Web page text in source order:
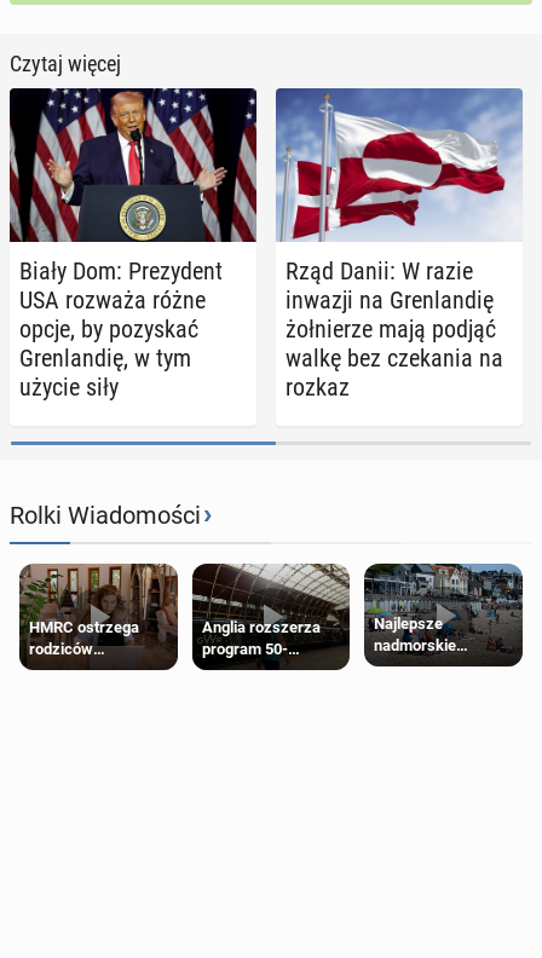
Czytaj więcej
Biały Dom: Pre­zy­dent
USA rozważa różne
opcje, by po­zy­skać
Gren­lan­dię, w tym
użycie siły
Rząd Danii: W razie
inwazji na Gren­lan­dię
żoł­nie­rze mają podjąć
walkę bez cze­ka­nia na
rozkaz
Rolki Wiadomości›
HMRC ostrzega
rodziców
pobierających Child
Anglia rozszerza
program 50-
procentowych
Najlepsze
nadmorskie
miasteczko blisko